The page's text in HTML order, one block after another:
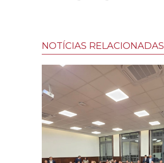
NOTÍCIAS RELACIONADAS